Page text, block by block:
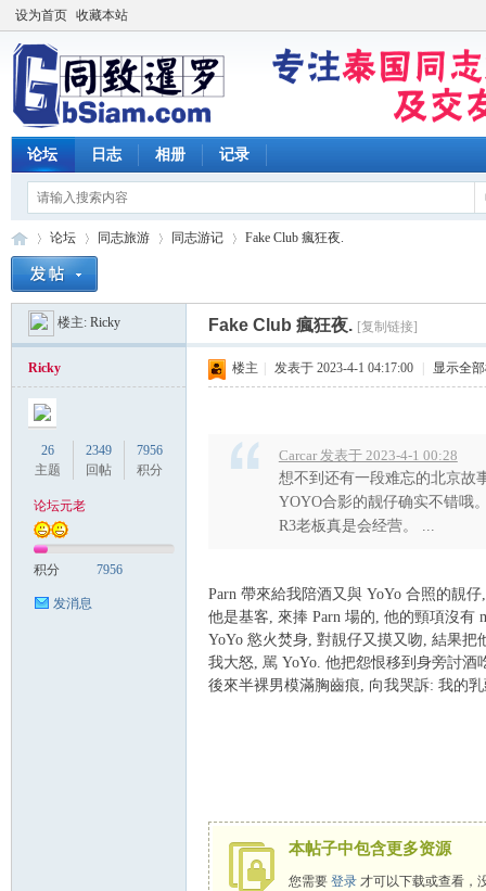
设为首页 收藏本站
论坛 日志 相册 记录
»
论坛
›
同志旅游 同志游记
›
Fake Club 瘋狂夜.
楼主: Ricky Fake Club 瘋狂夜. [复制链接]
Ricky
26
主题
2349
回帖
7956
积分
论坛元老
积分 7956
发消息
楼主 发表于 2023-4-1 04:17:00 显示全
Carcar 发表于 2023-4-1 00:28
想不到还有一段难忘的北京故
YOYO合影的靓仔确实不错哦
R3老板真是会经营。 ...
Parn 帶來給我陪酒又與 YoYo 合照的靚
他是基客, 來捧 Parn 場的, 他的頸項沒有
YoYo 慾火焚身, 對靚仔又摸又吻, 結果把
我大怒, 駡 YoYo. 他把怨恨移到身旁討酒
後來半裸男模滿胸齒痕, 向我哭訴: 我的
本帖子中包含更多资源
您需要 登录才可以下载或查看，